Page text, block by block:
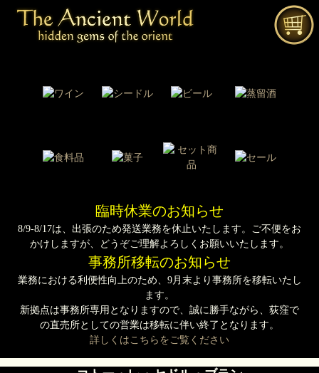
臨時休業のお知らせ
8/9-8/17は、出張のため発送業務を休止いたします。ご不便をお
かけしますが、どうぞご理解よろしくお願いいたします。
事務所移転のお知らせ
業務における利便性向上のため、9月末より事務所を移転いたし
ます。
新拠点は事務所専用となりますので、誠に勝手ながら、荻窪で
の直売所としての営業は移転に伴い終了となります。
詳しくはこちらをご覧ください